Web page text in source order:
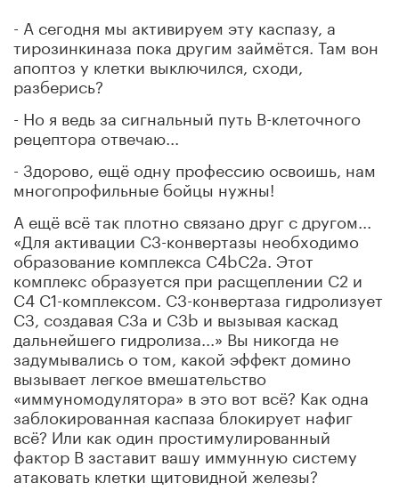
- А сегодня мы активируем эту каспазу, а
тирозинкиназа пока другим займётся. Там вон
апоптоз у клетки выключился, сходи,
разберись?
- Но я ведь за сигнальный путь В-клеточного
рецептора отвечаю...
- Здорово, ещё одну профессию освоишь, нам
многопрофильные бойцы нужны!
А ещё всё так плотно связано друг с другом...
«Для активации С3-конвертазы необходимо
образование комплекса С4bC2a. Этот
комплекс образуется при расщеплении С2 и
С4 С1-комплексом. C3-конвертаза гидролизует
СЗ, создавая C3a и C3b и вызывая каскад
дальнейшего гидролиза...» Вы никогда не
задумывались о том, какой эффект домино
вызывает легкое вмешательство
«иммуномодулятора» в это вот всё? Как одна
заблокированная каспаза блокирует нафиг
всё? Или как один простимулированный
фактор В заставит вашу иммунную систему
атаковать клетки щитовидной железы?